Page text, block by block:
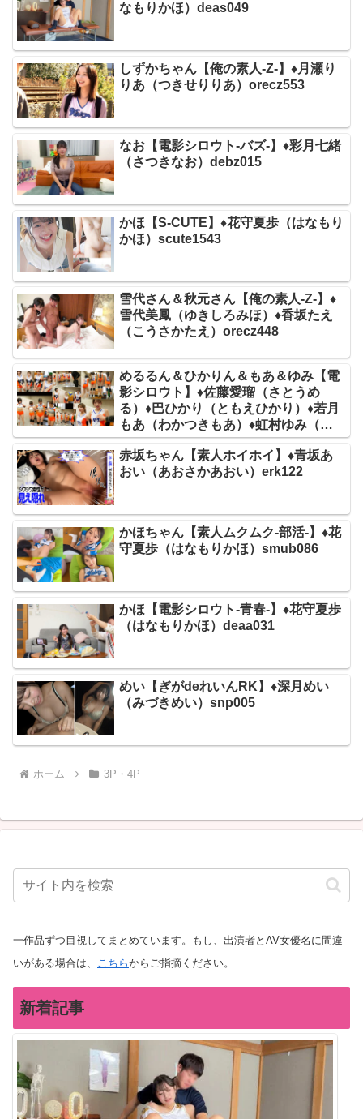
なもりかほ）deas049
しずかちゃん【俺の素人-Z-】♦月瀬り
りあ（つきせりりあ）orecz553
なお【電影シロウト-バズ-】♦彩月七緒
（さつきなお）debz015
かほ【S-CUTE】♦花守夏歩（はなもり
かほ）scute1543
雪代さん＆秋元さん【俺の素人-Z-】♦
雪代美鳳（ゆきしろみほ）♦香坂たえ
（こうさかたえ）orecz448
めるるん＆ひかりん＆もあ＆ゆみ【電
影シロウト】♦佐藤愛瑠（さとうめ
る）♦巴ひかり（ともえひかり）♦若月
もあ（わかつきもあ）♦虹村ゆみ（に
じむらゆみ）deas047
赤坂ちゃん【素人ホイホイ】♦青坂あ
おい（あおさかあおい）erk122
かほちゃん【素人ムクムク-部活-】♦花
守夏歩（はなもりかほ）smub086
かほ【電影シロウト-青春-】♦花守夏歩
（はなもりかほ）deaa031
めい【ぎがdeれいんRK】♦深月めい
（みづきめい）snp005
ホーム 3P・4P
一作品ずつ目視してまとめています。もし、出演者とAV女優名に間違
いがある場合は、
こちらからご指摘ください。
新着記事